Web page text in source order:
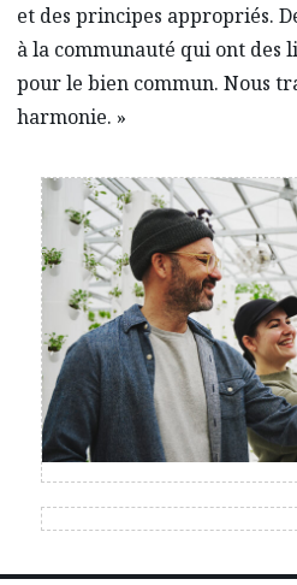
et des principes appropriés.
à la communauté qui ont
pour le bien commun. Nous
harmonie. »